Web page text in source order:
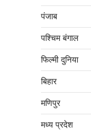
पंजाब
पश्चिम बंगाल
फिल्मी दुनिया
बिहार
मणिपुर
मध्‍य प्रदेश